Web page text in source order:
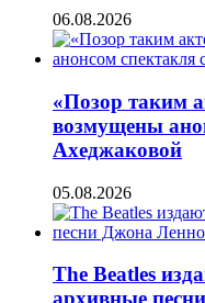
06.08.2026
«Позор таким
возмущены
Ахеджаковой
05.08.2026
The Beatles
архивные